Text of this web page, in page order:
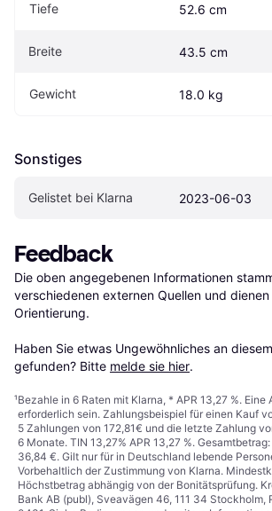
Tiefe 52.6 cm
Breite 43.5 cm
Gewicht 18.0 kg
Sonstiges
Gelistet bei Klarna 2023-06-03
Feedback
Die oben angegebenen Informationen
verschiedenen externen Quellen und
Orientierung.
Haben Sie etwas Ungewöhnliches an
gefunden? Bitte melde sie hier.
¹Bezahle in 6 Raten mit Klarna, * APR 13,27 %. Eine
erforderlich sein. Zahlungsbeispiel für einen Kauf
5 Zahlungen von 172,81€ und die letzte Zahlung
6 Monate. TIN 13,27% APR 13,27 %.
36,84 €. Gilt nur für in Deutschland lebende
Vorbehaltlich der Zustimmung von Klarna.
Höchstbetrag abhängig von der Bonitätsprüfung.
Bank AB (publ), Sveavägen 46, 111 34 Stockholm,